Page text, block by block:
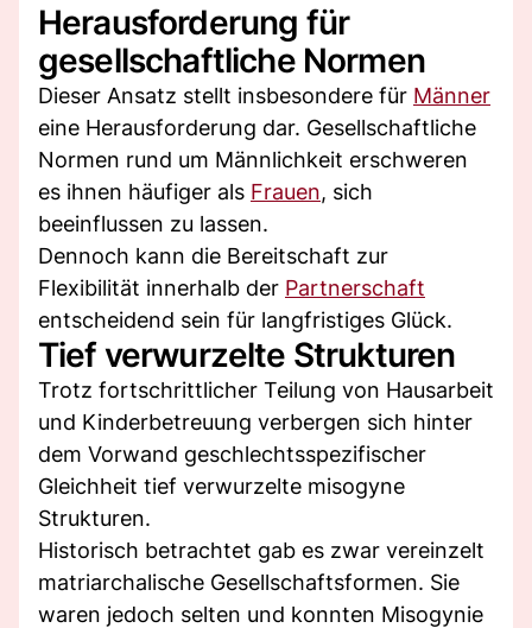
Herausforderung für
gesellschaftliche Normen
Dieser Ansatz stellt insbesondere für Männer
eine Herausforderung dar. Gesellschaftliche
Normen rund um Männlichkeit erschweren
es ihnen häufiger als Frauen, sich
beeinflussen zu lassen.
Dennoch kann die Bereitschaft zur
Flexibilität innerhalb der Partnerschaft
entscheidend sein für langfristiges Glück.
Tief verwurzelte Strukturen
Trotz fortschrittlicher Teilung von Hausarbeit
und Kinderbetreuung verbergen sich hinter
dem Vorwand geschlechtsspezifischer
Gleichheit tief verwurzelte misogyne
Strukturen.
Historisch betrachtet gab es zwar vereinzelt
matriarchalische Gesellschaftsformen. Sie
waren jedoch selten und konnten Misogynie